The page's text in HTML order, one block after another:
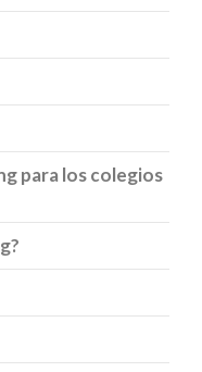
para los colegios